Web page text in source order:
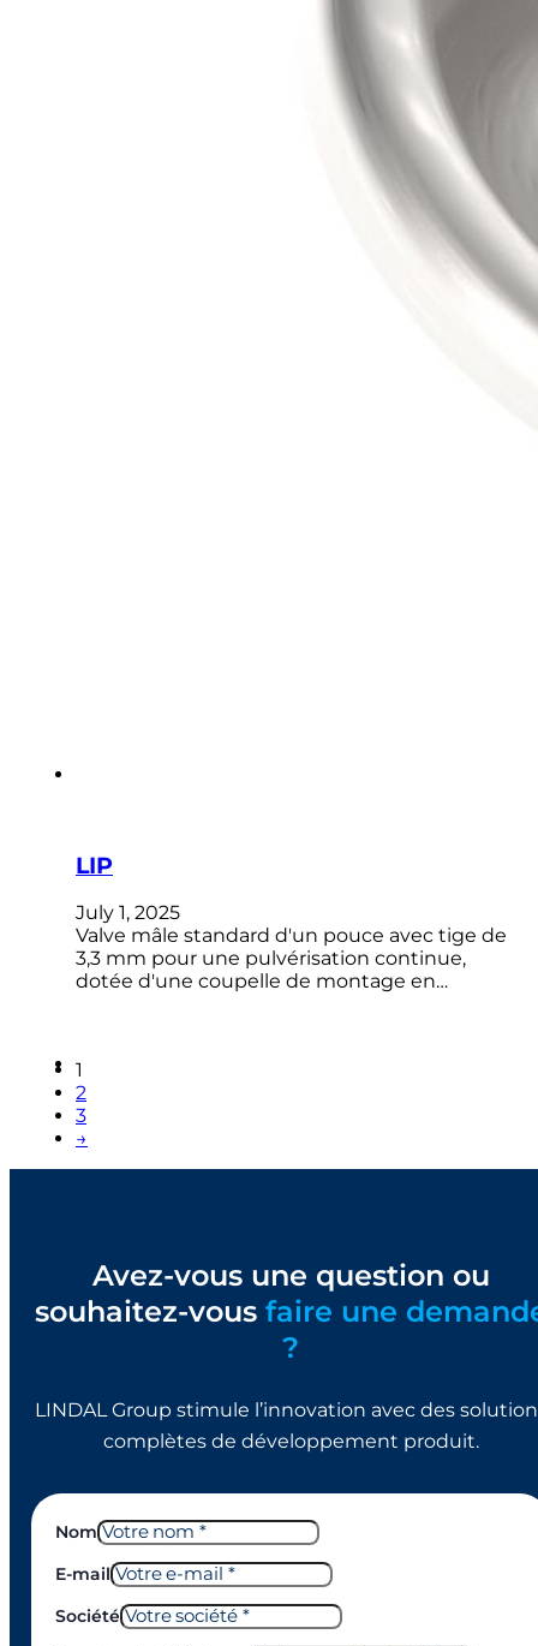
LIP
July 1, 2025
Valve mâle standard d'un pouce avec tige de
3,3 mm pour une pulvérisation continue,
dotée d'une coupelle de montage en…
1
2
3
→
Avez-vous une question ou
souhaitez-vous faire une
?
LINDAL Group stimule l’innovation avec des
complètes de développement produit.
Nom
E-mail
Société